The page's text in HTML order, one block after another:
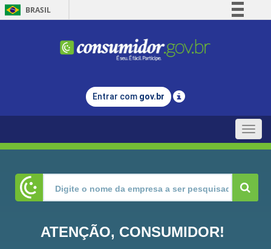
BRASIL
Comunica BR
Legislação
Entrar com gov.br
Toggle
ATENÇÃO, CONSUMIDOR!